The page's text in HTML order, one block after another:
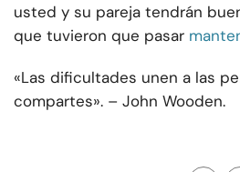
usted y su pareja tendrán
que tuvieron que pasar
«Las dificultades unen a las
compartes». – John Wooden.